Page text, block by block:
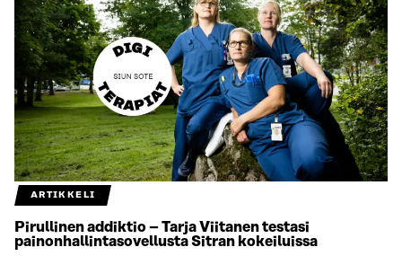
ARTIKKELI
Pirullinen addiktio – Tarja Viitanen testasi
painonhallintasovellusta Sitran kokeiluissa